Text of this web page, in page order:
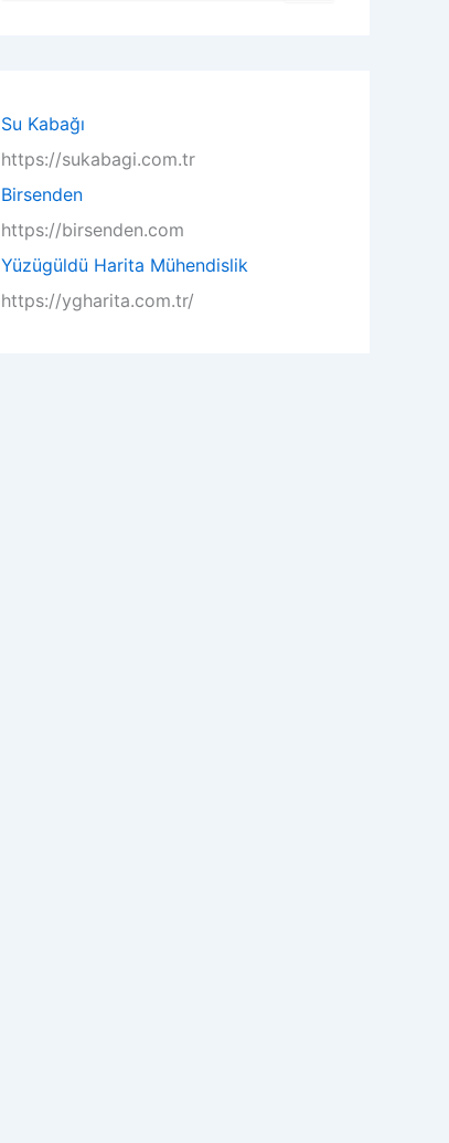
o
:
Su Kabağı
https://sukabagi.com.tr
Birsenden
https://birsenden.com
Yüzügüldü Harita Mühendislik
https://ygharita.com.tr/